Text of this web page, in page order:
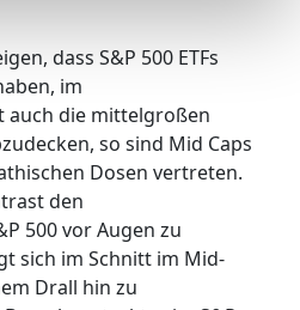
dass S&P 500 ETFs
im
auch die mittelgroßen
so sind Mid Caps
Dosen vertreten.
den
500 vor Augen zu
sich im Schnitt im Mid-
Drall hin zu